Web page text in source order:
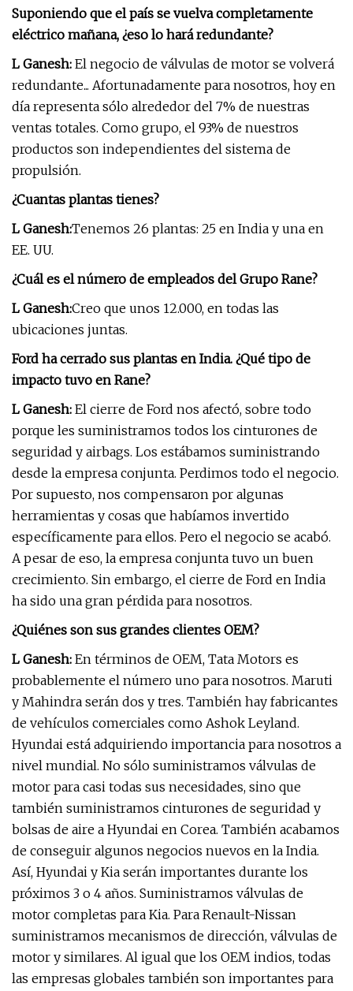
Suponiendo que el país se vuelva completamente
eléctrico mañana, ¿eso lo hará redundante?
L Ganesh: El negocio de válvulas de motor se volverá
redundante... Afortunadamente para nosotros, hoy en
día representa sólo alrededor del 7% de nuestras
ventas totales. Como grupo, el 93% de nuestros
productos son independientes del sistema de
propulsión.
¿Cuantas plantas tienes?
L Ganesh:Tenemos 26 plantas: 25 en India y una en
EE. UU.
¿Cuál es el número de empleados del Grupo Rane?
L Ganesh:Creo que unos 12.000, en todas las
ubicaciones juntas.
Ford ha cerrado sus plantas en India. ¿Qué tipo de
impacto tuvo en Rane?
L Ganesh: El cierre de Ford nos afectó, sobre todo
porque les suministramos todos los cinturones de
seguridad y airbags. Los estábamos suministrando
desde la empresa conjunta. Perdimos todo el negocio.
Por supuesto, nos compensaron por algunas
herramientas y cosas que habíamos invertido
específicamente para ellos. Pero el negocio se acabó.
A pesar de eso, la empresa conjunta tuvo un buen
crecimiento. Sin embargo, el cierre de Ford en India
ha sido una gran pérdida para nosotros.
¿Quiénes son sus grandes clientes OEM?
L Ganesh: En términos de OEM, Tata Motors es
probablemente el número uno para nosotros. Maruti
y Mahindra serán dos y tres. También hay fabricantes
de vehículos comerciales como Ashok Leyland.
Hyundai está adquiriendo importancia para nosotros a
nivel mundial. No sólo suministramos válvulas de
motor para casi todas sus necesidades, sino que
también suministramos cinturones de seguridad y
bolsas de aire a Hyundai en Corea. También acabamos
de conseguir algunos negocios nuevos en la India.
Así, Hyundai y Kia serán importantes durante los
próximos 3 o 4 años. Suministramos válvulas de
motor completas para Kia. Para Renault-Nissan
suministramos mecanismos de dirección, válvulas de
motor y similares. Al igual que los OEM indios, todas
las empresas globales también son importantes para